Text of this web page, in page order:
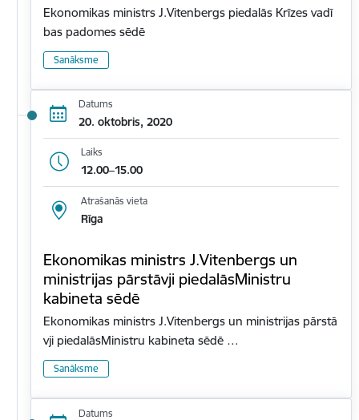
Ekonomikas ministrs J.Vitenbergs piedalās Krīzes vadī
bas padomes sēdē
Sanāksme
Datums
20. oktobris, 2020
Laiks
12.00–15.00
Atrašanās vieta
Rīga
Ekonomikas ministrs J.Vitenbergs un
ministrijas pārstāvji piedalāsMinistru
kabineta sēdē
Ekonomikas ministrs J.Vitenbergs un ministrijas pārstā
vji piedalāsMinistru kabineta sēdē …
Sanāksme
Datums